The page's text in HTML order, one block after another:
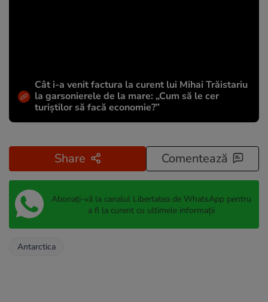
Cât i-a venit factura la curent lui Mihai Trăistariu
la garsonierele de la mare: „Cum să le cer
turiștilor să facă economie?”
Share Comentează
Abonați-vă la canalul Libertatea de WhatsApp pentru
a fi la curent cu ultimele informații
Antarctica